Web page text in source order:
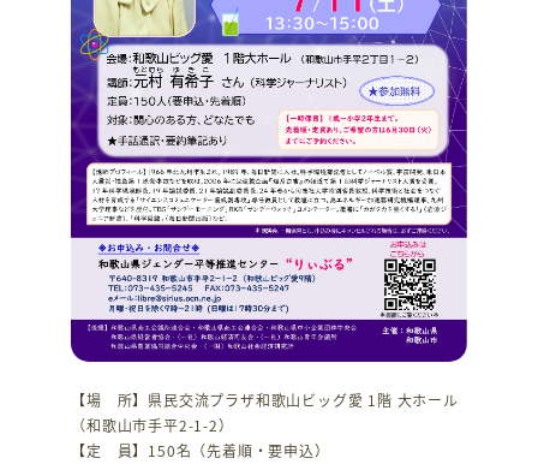
【場 所】県民交流プラザ和歌山ビッグ愛 1階 大ホール
（和歌山市手平2-1-2）
【定 員】150名（先着順・要申込）